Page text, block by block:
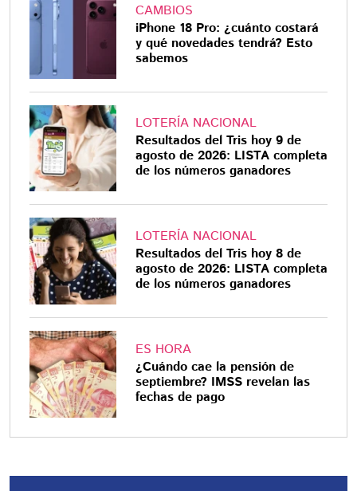
CAMBIOS
iPhone 18 Pro: ¿cuánto costará
y qué novedades tendrá? Esto
sabemos
LOTERÍA NACIONAL
Resultados del Tris hoy 9 de
agosto de 2026: LISTA completa
de los números ganadores
LOTERÍA NACIONAL
Resultados del Tris hoy 8 de
agosto de 2026: LISTA completa
de los números ganadores
ES HORA
¿Cuándo cae la pensión de
septiembre? IMSS revelan las
fechas de pago